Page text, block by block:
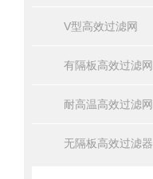
V型高效过滤网
有隔板高效过滤网
耐高温高效过滤网
无隔板高效过滤器